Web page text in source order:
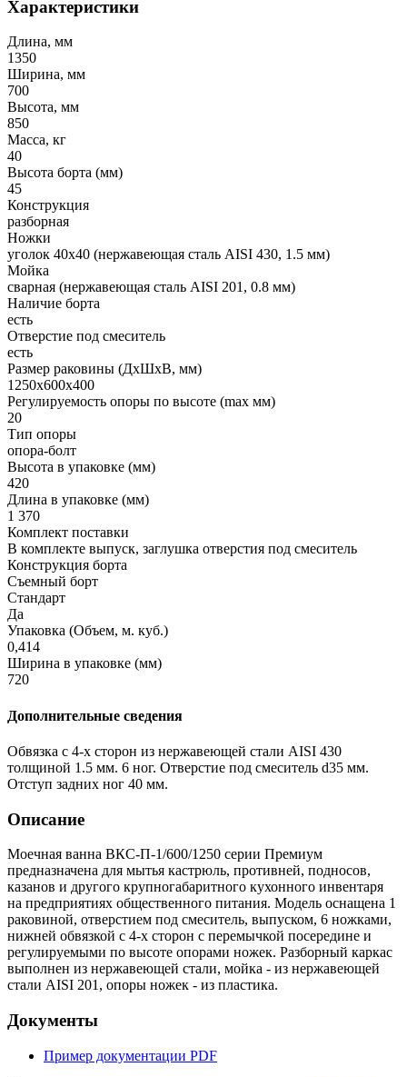
Характеристики
Длина, мм
1350
Ширина, мм
700
Высота, мм
850
Масса, кг
40
Высота борта (мм)
45
Конструкция
разборная
Ножки
уголок 40х40 (нержавеющая сталь AISI 430, 1.5 мм)
Мойка
сварная (нержавеющая сталь AISI 201, 0.8 мм)
Наличие борта
есть
Отверстие под смеситель
есть
Размер раковины (ДхШхВ, мм)
1250х600х400
Регулируемость опоры по высоте (max мм)
20
Тип опоры
опора-болт
Высота в упаковке (мм)
420
Длина в упаковке (мм)
1 370
Комплект поставки
В комплекте выпуск, заглушка отверстия под смеситель
Конструкция борта
Съемный борт
Стандарт
Да
Упаковка (Объем, м. куб.)
0,414
Ширина в упаковке (мм)
720
Дополнительные сведения
Обвязка с 4-х сторон из нержавеющей стали AISI 430
толщиной 1.5 мм. 6 ног. Отверстие под смеситель d35 мм.
Отступ задних ног 40 мм.
Описание
Моечная ванна ВКС-П-1/600/1250 серии Премиум
предназначена для мытья кастрюль, противней, подносов,
казанов и другого крупногабаритного кухонного инвентаря
на предприятиях общественного питания. Модель оснащена 1
раковиной, отверстием под смеситель, выпуском, 6 ножками,
нижней обвязкой с 4-х сторон с перемычкой посередине и
регулируемыми по высоте опорами ножек. Разборный каркас
выполнен из нержавеющей стали, мойка - из нержавеющей
стали AISI 201, опоры ножек - из пластика.
Документы
Пример документации PDF